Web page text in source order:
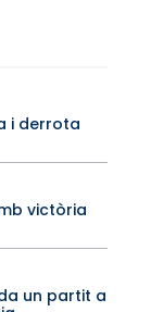
i derrota
victòria
un partit a